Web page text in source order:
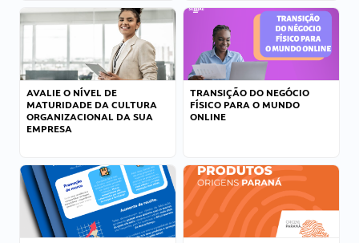
AVALIE O NÍVEL DE
MATURIDADE DA CULTURA
ORGANIZACIONAL DA SUA
EMPRESA
TRANSIÇÃO DO NEGÓCIO
FÍSICO PARA O MUNDO
ONLINE